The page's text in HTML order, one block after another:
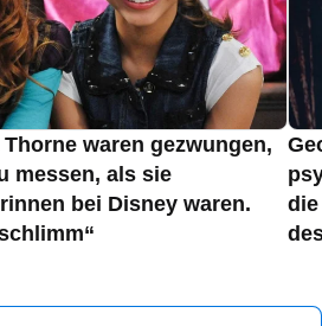
waren gezwungen,
messen, als sie
bei Disney waren.